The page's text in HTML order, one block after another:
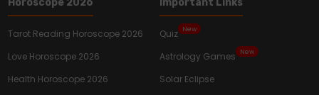
Horoscope 2026
Tarot Reading Horoscope 2026
Love Horoscope 2026
Health Horoscope 2026
Important Links
Quiz New
Astrology Games New
Solar Eclipse